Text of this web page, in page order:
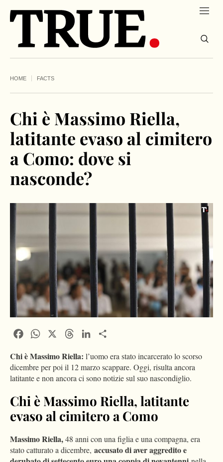
HOME FACTS
Chi è Massimo Riella,
latitante evaso al cimitero
a Como: dove si
nasconde?
FacebookWhatsApp ThreadsLinkedIn
Chi è Massimo Riella: l’uomo era stato incarcerato lo scorso
dicembre per poi il 12 marzo scappare. Oggi, risulta ancora
latitante e non ancora ci sono notizie sul suo nascondiglio.
Chi è Massimo Riella, latitante
evaso al cimitero a Como
Massimo Riella,48 anni con una figlia e una compagna, era
stato catturato a dicembre, accusato di aver aggredito e